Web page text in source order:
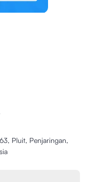
Pluit, Penjaringan,